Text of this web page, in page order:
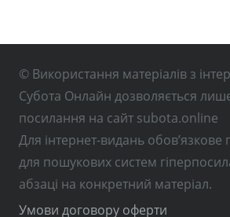
© Використання матеріалів з
Субота Онлайн дозволяється
посилання на сайт subota.online
Для інтернет-видань обов’язкове
для пошукових систем
абзаці на конкретний матеріал.
Умови договору оферти